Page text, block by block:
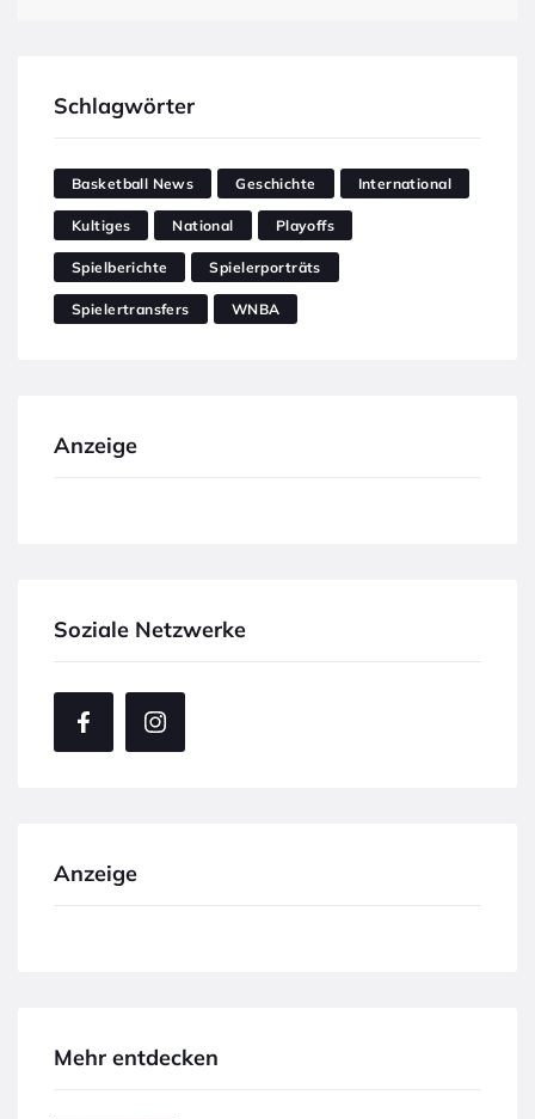
Schlagwörter
Basketball News Geschichte International
Kultiges National Playoffs
Spielberichte Spielerporträts
Spielertransfers WNBA
Anzeige
Soziale Netzwerke
Anzeige
Mehr entdecken